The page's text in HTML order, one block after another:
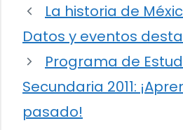
La historia de
Datos y eventos
Programa de
Secundaria 2011:
pasado!